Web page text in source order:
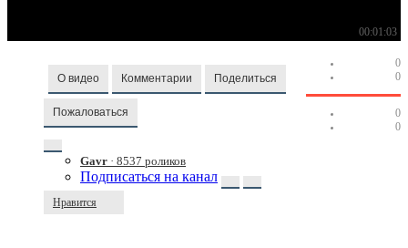
00:01:03
О видео Комментарии Поделиться
Пожаловаться
Gavr · 8537 роликов
Подписаться на канал
Нравится
0
0
0
0